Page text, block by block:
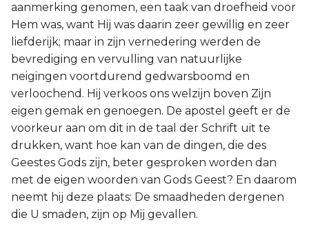
aanmerking genomen, een taak van droefheid voor
Hem was, want Hij was daarin zeer gewillig en zeer
liefderijk; maar in zijn vernedering werden de
bevrediging en vervulling van natuurlijke
neigingen voortdurend gedwarsboomd en
verloochend. Hij verkoos ons welzijn boven Zijn
eigen gemak en genoegen. De apostel geeft er de
voorkeur aan om dit in de taal der Schrift uit te
drukken, want hoe kan van de dingen, die des
Geestes Gods zijn, beter gesproken worden dan
met de eigen woorden van Gods Geest? En daarom
neemt hij deze plaats: De smaadheden dergenen
die U smaden, zijn op Mij gevallen.